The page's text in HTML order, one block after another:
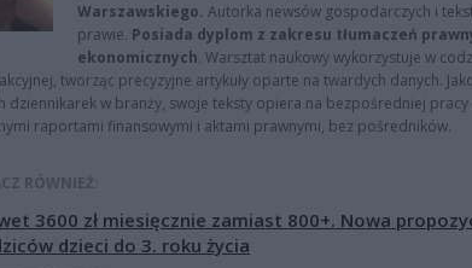
Warszawskiego. Autorka newsów gospodarczych i
prawie. Posiada dyplom z zakresu tłumaczeń
ekonomicznych. Warsztat naukowy wykorzystuje w
tworząc precyzyjne artykuły oparte na twardych danych.
dziennikarek w branży, swoje teksty opiera na bezpośredniej pracy
raportami finansowymi i aktami prawnymi, bez pośredników.
RÓWNIEŻ:
3600 zł miesięcznie zamiast 800+. Nowa
dzieci do 3. roku życia